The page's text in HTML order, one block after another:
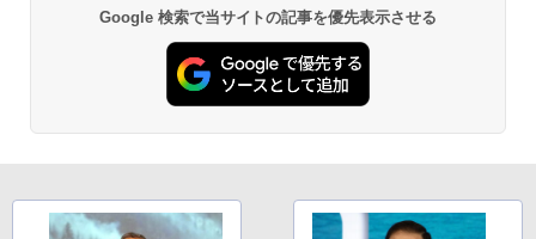
Google 検索で当サイトの記事を優先表示させる